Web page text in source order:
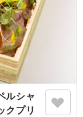
ルシャ
クプリ